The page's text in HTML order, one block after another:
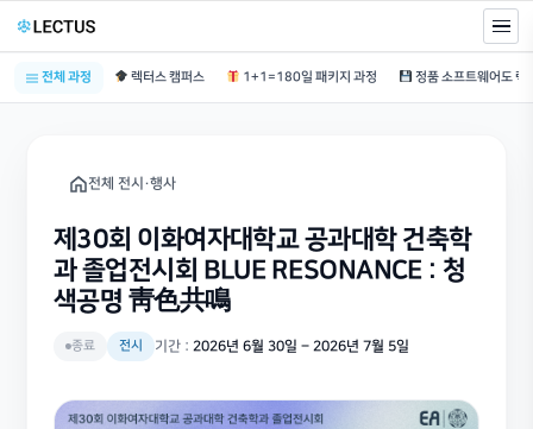
전체 과정 렉터스 캠퍼스 1+1=180일 패키지 과정
전체 전시·행사
제30회 이화여자대학교 공과대학 건축학
과 졸업전시회 BLUE RESONANCE : 청
색공명 靑色共鳴
종료 전시 기간 :2026년 6월 30일 – 2026년 7월 5일